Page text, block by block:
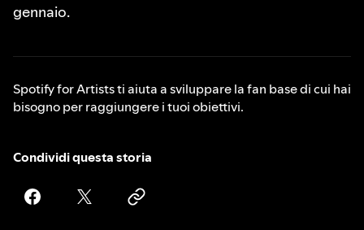
gennaio.
Spotify for Artists ti aiuta a sviluppare la fan base di cui hai
bisogno per raggiungere i tuoi obiettivi.
Condividi questa storia